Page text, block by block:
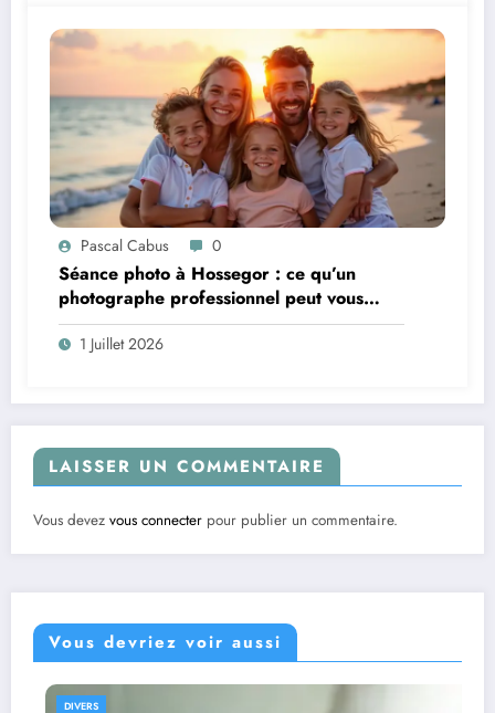
Pascal Cabus 0
Séance photo à Hossegor : ce qu’un
photographe professionnel peut vous
apporter
1 Juillet 2026
LAISSER UN COMMENTAIRE
Vous devez vous connecter pour publier un commentaire.
Vous devriez voir aussi